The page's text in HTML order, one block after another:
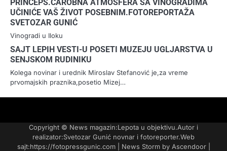
PRINCEPS.ČAROBNA ATMOSFERA SA VINOGRADIMA
UČINIĆE VAŠ ŽIVOT POSEBNIM.FOTOREPORTAŽA
SVETOZAR GUNIĆ
Vinogradi u Iloku
SAJT LEPIH VESTI-U POSETI MUZEJU UGLJARSTVA U
SENJSKOM RUDINIKU
Kolega novinar i urednik Miroslav Stefanović je,za vreme
prvomajskih praznika,posetio Mizej…
VESTI
REKLAME
NAMA
Copyright © News magazin:Lepota u objektivu.Autor i
realizator:Svetozar Gunić novnar i fotoreporter.Web
sajt:https://fotopressgunic.com | News Storm by Ascendoor|